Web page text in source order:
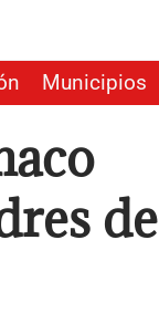
Municipios
de